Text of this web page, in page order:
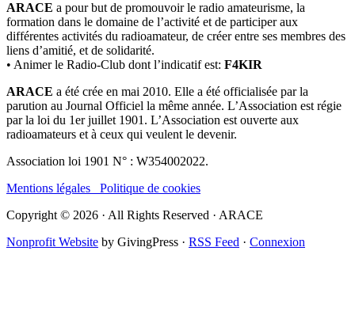
ARACE a pour but de promouvoir le radio amateurisme, la
formation dans le domaine de l’activité et de participer aux
différentes activités du radioamateur, de créer entre ses membres des
liens d’amitié, et de solidarité.
• Animer le Radio-Club dont l’indicatif est: F4KIR
ARACE a été crée en mai 2010. Elle a été officialisée par la
parution au Journal Officiel la même année. L’Association est régie
par la loi du 1er juillet 1901. L’Association est ouverte aux
radioamateurs et à ceux qui veulent le devenir.
Association loi 1901 N° : W354002022.
Mentions légales Politique de cookies
Copyright © 2026 · All Rights Reserved · ARACE
Nonprofit Website by GivingPress · RSS Feed · Connexion